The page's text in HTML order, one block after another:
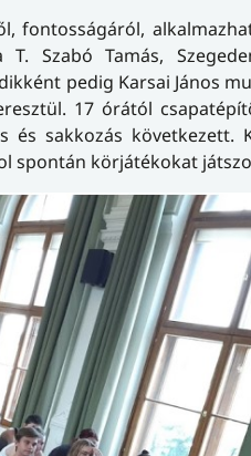
fontosságáról,
Szabó Tamás,
pedig Karsai János
17 órától
és sakkozás következett.
spontán körjátékokat